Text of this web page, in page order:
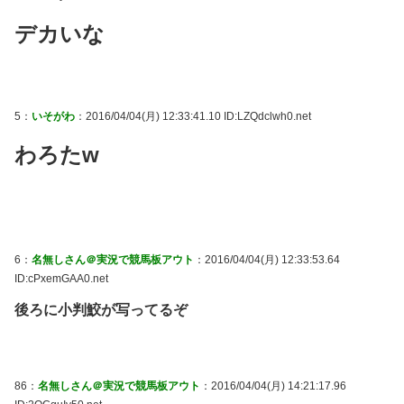
デカいな
5： いそがわ ：2016/04/04(月) 12:33:41.10 ID:LZQdclwh0.net
わろたw
6： 名無しさん＠実況で競馬板アウト ：2016/04/04(月) 12:33:53.64
ID:cPxemGAA0.net
後ろに小判鮫が写ってるぞ
86： 名無しさん＠実況で競馬板アウト ：2016/04/04(月) 14:21:17.96